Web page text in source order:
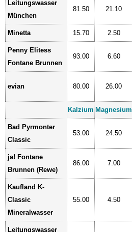
Leitungswasser
München
81.50 21.10
Minetta 15.70 2.50
Penny Elitess
Fontane Brunnen
93.00 6.60
evian 80.00 26.00
Kalzium Magnesium
Bad Pyrmonter
Classic
53.00 24.50
ja! Fontane
Brunnen (Rewe)
86.00 7.00
Kaufland K-
Classic
Mineralwasser
55.00 4.50
Leitungswasser